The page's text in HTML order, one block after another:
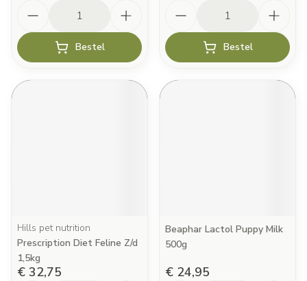
Bestel Bestel
Hills pet nutrition
Prescription Diet Feline Z/d
1,5kg
€ 32,75
Beaphar Lactol Puppy Milk
500g
€ 24,95